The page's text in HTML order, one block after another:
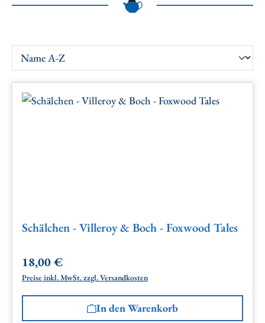
Schälchen - Villeroy & Boch - Foxwood Tales
Regulärer Preis:
18,00 €
Preise inkl. MwSt. zzgl. Versandkosten
In den Warenkorb